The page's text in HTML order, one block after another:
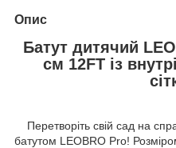
Опис
Батут дитячий
см 12FT із
Перетворіть свій сад на
батутом LEOBRO Pro!